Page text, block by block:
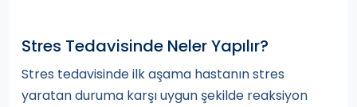
Stres Tedavisinde Neler Yapılır?
Stres tedavisinde ilk aşama hastanın stres
yaratan duruma karşı uygun şekilde reaksiyon